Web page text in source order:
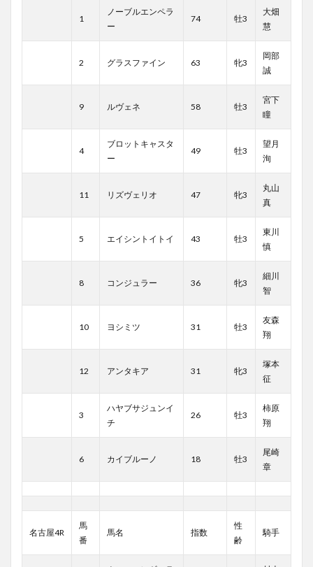
1
ノーブルエンペラ
ー
74 牡3
大畑
慧
2 グラスファイン 63 牝3
岡部
誠
9 ルヴェネ 58 牡3
宮下
瞳
4
ブロットキャスタ
ー
49 牡3
望月
洵
11 リズヴェリオ 47 牝3
丸山
真
5 エイシントイトイ 43 牡3
東川
慎
8 コンジュラー 36 牝3
細川
智
10 ヨシミツ 31 牡3
友森
翔
12 アンタキア 31 牝3
塚本
征
3
ハヤブサジュンイ
チ
26 牡3
柿原
翔
6 カイブルーノ 18 牡3
尾崎
章
名古屋4R
馬
番
馬名 指数
性
齢
騎手